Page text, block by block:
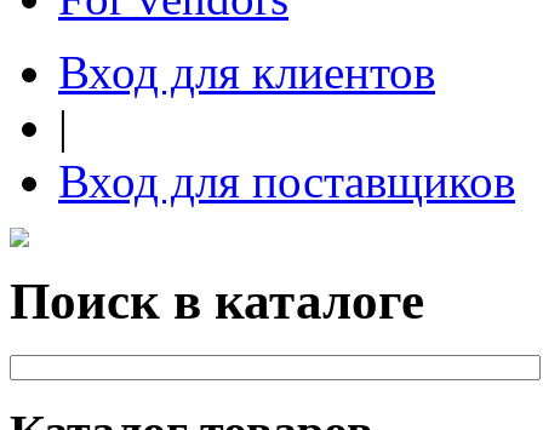
Вход для клиентов
|
Вход для поставщиков
Поиск в каталоге